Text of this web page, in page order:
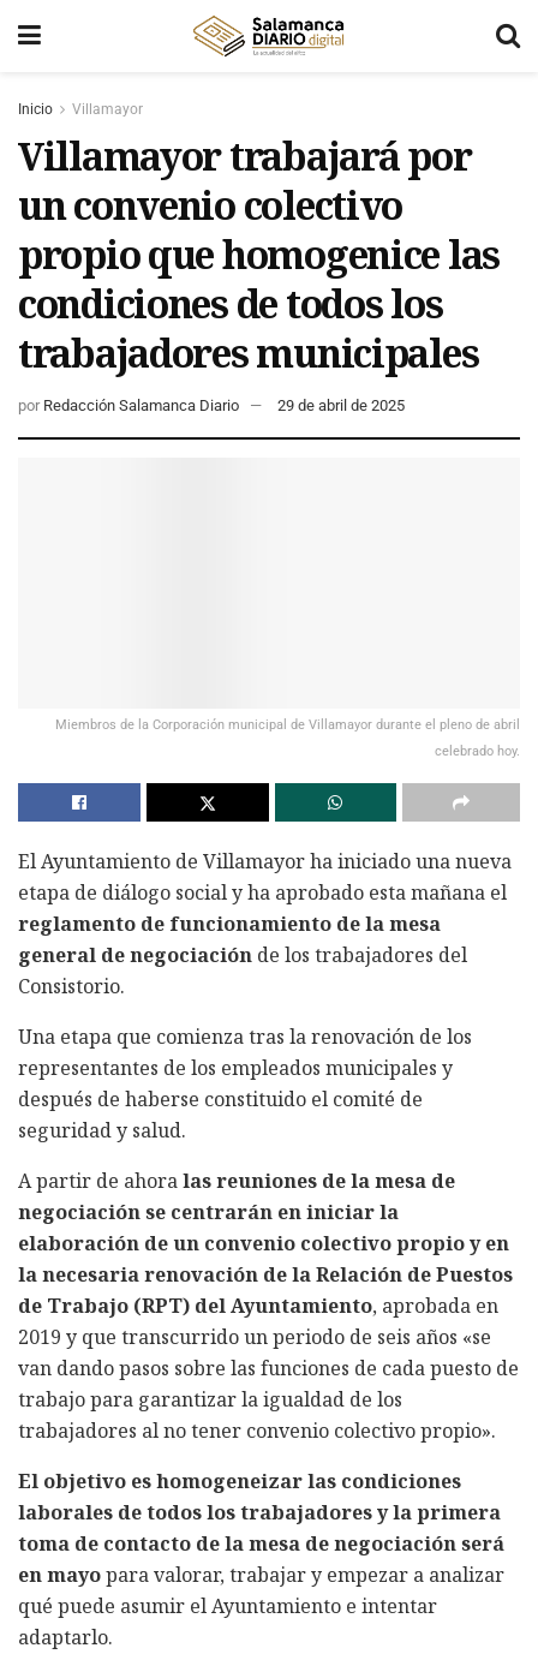
Inicio Villamayor
Villamayor trabajará por
un convenio colectivo
propio que homogenice las
condiciones de todos los
trabajadores municipales
por Redacción Salamanca Diario 29 de abril de 2025
Miembros de la Corporación municipal de Villamayor durante el pleno de abril
celebrado hoy.
El Ayuntamiento de Villamayor ha iniciado una nueva
etapa de diálogo social y ha aprobado esta mañana el
reglamento de funcionamiento de la mesa
general de negociación de los trabajadores del
Consistorio.
Una etapa que comienza tras la renovación de los
representantes de los empleados municipales y
después de haberse constituido el comité de
seguridad y salud.
A partir de ahoralas reuniones de la mesa de
negociación se centrarán en iniciar la
elaboración de un convenio colectivo propio y en
la necesaria renovación de la Relación de Puestos
de Trabajo (RPT) del Ayuntamiento, aprobada en
2019 y que transcurrido un periodo de seis años «se
van dando pasos sobre las funciones de cada puesto de
trabajo para garantizar la igualdad de los
trabajadores al no tener convenio colectivo propio».
El objetivo es homogeneizar las condiciones
laborales de todos los trabajadores y la primera
toma de contacto de la mesa de negociación será
en mayopara valorar, trabajar y empezar a analizar
qué puede asumir el Ayuntamiento e intentar
adaptarlo.